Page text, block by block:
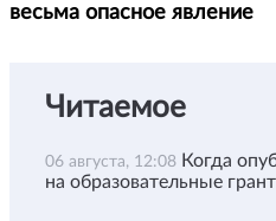
весьма опасное явление
Читаемое
06 августа, 12:08 Когда
на образовательные